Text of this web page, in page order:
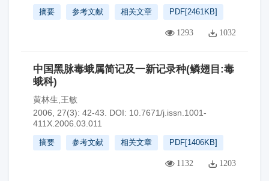
摘要 参考文献 相关文章 PDF[2461KB]
1293 1032
中国黑脉毒蛾属简记及一新记录种(鳞翅目:毒
蛾科)
黄林生,王敏
2006, 27(3): 42-43.
DOI: 10.7671/j.issn.1001-
411X.2006.03.011
摘要 参考文献 相关文章 PDF[1406KB]
1132 1203